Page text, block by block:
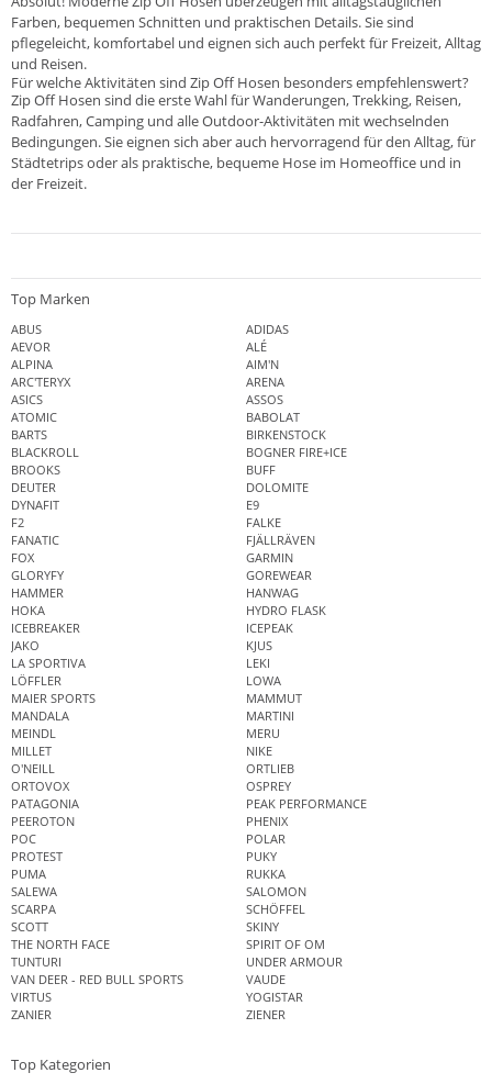
Farben, bequemen Schnitten und praktischen Details. Sie sind
pflegeleicht, komfortabel und eignen sich auch perfekt für Freizeit, Alltag
und Reisen.
Für welche Aktivitäten sind Zip Off Hosen besonders empfehlenswert?
Zip Off Hosen sind die erste Wahl für Wanderungen, Trekking, Reisen,
Radfahren, Camping und alle Outdoor-Aktivitäten mit wechselnden
Bedingungen. Sie eignen sich aber auch hervorragend für den Alltag, für
Städtetrips oder als praktische, bequeme Hose im Homeoffice und in
der Freizeit.
Top Marken
ABUS
ADIDAS
AEVOR
ALÉ
ALPINA
AIM'N
ARC'TERYX
ARENA
ASICS
ASSOS
ATOMIC
BABOLAT
BARTS
BIRKENSTOCK
BLACKROLL
BOGNER FIRE+ICE
BROOKS
BUFF
DEUTER
DOLOMITE
DYNAFIT
E9
F2
FALKE
FANATIC
FJÄLLRÄVEN
FOX
GARMIN
GLORYFY
GOREWEAR
HAMMER
HANWAG
HOKA
HYDRO FLASK
ICEBREAKER
ICEPEAK
JAKO
KJUS
LA SPORTIVA
LEKI
LÖFFLER
LOWA
MAIER SPORTS
MAMMUT
MANDALA
MARTINI
MEINDL
MERU
MILLET
NIKE
O'NEILL
ORTLIEB
ORTOVOX
OSPREY
PATAGONIA
PEAK PERFORMANCE
PEEROTON
PHENIX
POC
POLAR
PROTEST
PUKY
PUMA
RUKKA
SALEWA
SALOMON
SCARPA
SCHÖFFEL
SCOTT
SKINY
THE NORTH FACE
SPIRIT OF OM
TUNTURI
UNDER ARMOUR
VAN DEER - RED BULL SPORTS
VAUDE
VIRTUS
YOGISTAR
ZANIER
ZIENER
Top Kategorien